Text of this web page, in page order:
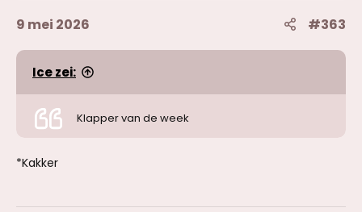
9 mei 2026 #363
Ice zei:
Klapper van de week
*Kakker